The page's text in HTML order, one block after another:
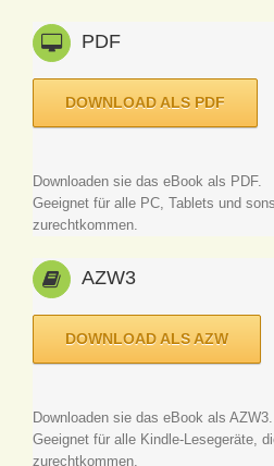
PDF
DOWNLOAD ALS PDF
Downloaden sie das eBook als PDF.
Geeignet für alle PC, Tablets und
zurechtkommen.
AZW3
DOWNLOAD ALS AZW
Downloaden sie das eBook als AZW3.
Geeignet für alle Kindle-Lesegeräte,
zurechtkommen.